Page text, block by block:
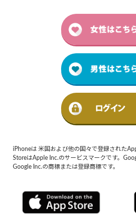
iPhoneは 米国および他の国々で登録された
StoreはApple Inc.のサービスマークです。
Google Inc.の商標または登録商標です。